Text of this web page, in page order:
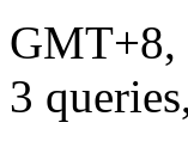
GMT+8,
3